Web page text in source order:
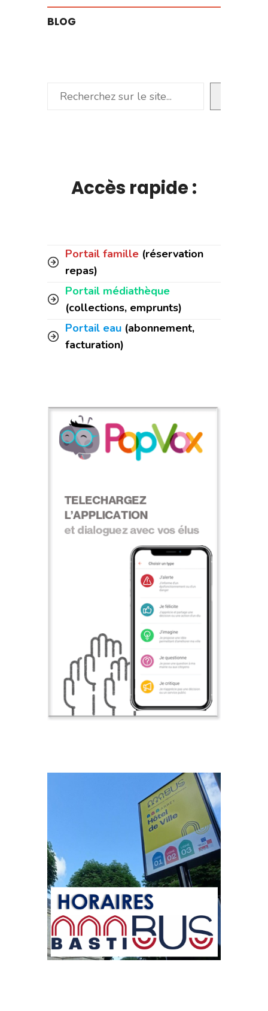
BLOG
Rechercher
Accès rapide :
Portail famille (réservation
repas)
Portail médiathèque
(collections, emprunts)
Portail eau (abonnement,
facturation)